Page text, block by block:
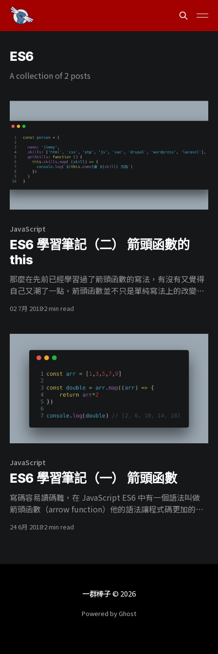
ES6
A collection of 2 posts
JavaScript
ES6 學習筆記（二） 箭頭函數的
this
那麼在先前已經學習過了箭頭函數的寫法，有沒有又覺得
自己又潮了一點，箭頭函數並不只是單純寫法上的改變，
說不太清楚不如直接看程式碼比較快。 範例 先來一段常常
skills: ['html', 'css', 'php', 'js', 'vue', 'drupal',
'wordpress', 'laravel'], getSkills: function () {
02 7月 20182 min read
JavaScript
ES6 學習筆記（一） 箭頭函數
寫碼容易讀碼難，在 JavaScript ES6 中有一個語法叫做
箭頭函數（arrow function）他的語法讓程式碼更加的簡
[1,3,5,7,9] const double = arr.map(function(arr){
arr.map((arr) => { return
24 6月 20182 min read
一群棒子© 2026
Powered by Ghost